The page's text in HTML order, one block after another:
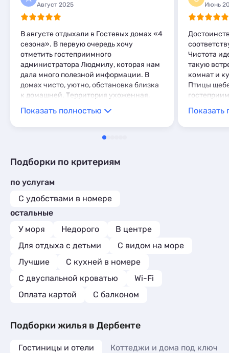
Август 2025
В августе отдыхали в Гостевых домах «4
сезона». В первую очередь хочу
отметить гостеприимного
администратора Людмилу, которая нам
дала много полезной информации. В
домах чисто, уютно, обстановка близка
к домашней. Территория ухоженная,
дети с удовольствием купались в
бассейне с прозрачной водой. Сытный
завтрак давал нам заряд на целый
день.Несмотря на не всегда чистое
Получили уйму положительных эмоций
в красивейшем Дербенте.
Показать полностью
Июнь
Чистота
такую
комнат и
Птицы
л банку
вкусно
Показать
Подборки по критериям
по услугам
С удобствами в номере
остальные
У моря
Недорого
В центре
Для отдыха с детьми
С видом на море
Лучшие
C кухней в номере
С двуспальной кроватью
Wi-Fi
Оплата картой
С балконом
Подборки жилья в Дербенте
Гостиницы и отели Коттеджи и дома под ключ